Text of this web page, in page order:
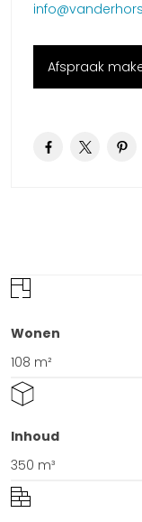
• Startbouw oktober
Heeft u interesse,
Afspraak
Wonen
108 m²
Inhoud
350 m³